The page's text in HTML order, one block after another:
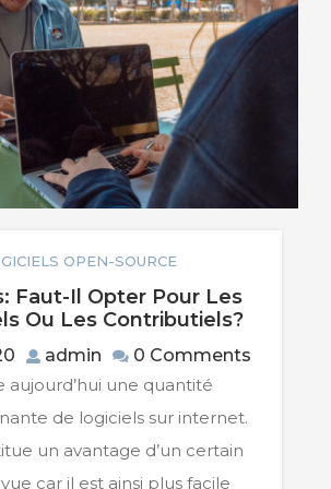
OPEN-SOURCE
Faut-Il Opter Pour Les
Ou Les Contributiels?
Il
Pour
2019-
12-
admin admin
0 Comments
aujourd’hui une quantité
de logiciels sur internet.
un avantage d’un certain
car il est ainsi plus facile